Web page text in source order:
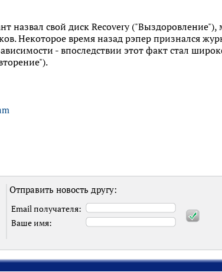
назвал свой диск Recovery
Некоторое время назад рэпер признался
- впоследствии этот факт стал
Отправить новость другу:
Email получателя:
Ваше имя: